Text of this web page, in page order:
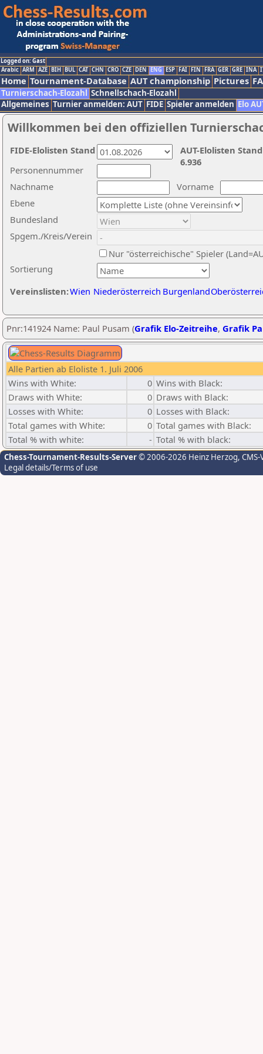
Logged on: Gast
Arabic ARM AZE BIH BUL CAT CHN CRO CZE DEN ENG ESP FAI FIN FRA GER GRE INA
Home Tournament-Database AUT championship Pictures
Turnierschach-Elozahl Schnellschach-Elozahl
Allgemeines Turnier anmelden: AUT FIDE Spieler anmelden Elo
Willkommen bei den offiziellen
Nachname
Vorname
Ebene
Sortierung
Personennummer
Bundesland
Spgem./Kreis/Verein
Nur "österreichische" Spieler
Vereinslisten:Wien Niederösterreich Burgenland
AUT-Elolisten
6.936
FIDE-Elolisten Stand
Pnr:141924 Name: Paul Pusam (Grafik Elo-Zeitreihe, Grafik
Alle Partien ab Eloliste 1. Juli 2006
Wins with White:
0 Wins with Black:
Draws with White:
0 Draws with Black:
Losses with White:
0 Losses with Black:
Total games with White:
0 Total games with Black:
Total % with white:
- Total % with black:
Chess-Tournament-Results-Server© 2006-2026 Heinz Herzog,
Legal details/Terms of use